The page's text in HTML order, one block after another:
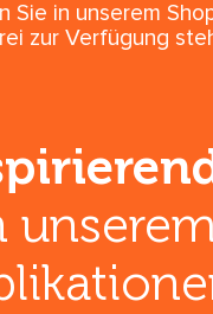
Sie in unserem
zur Verfügung